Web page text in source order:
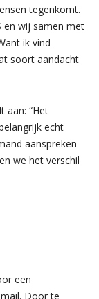
tegenkomt.
en wij samen met
ik vind
soort aandacht
aan: “Het
echt
aanspreken
we het verschil
een
Door te